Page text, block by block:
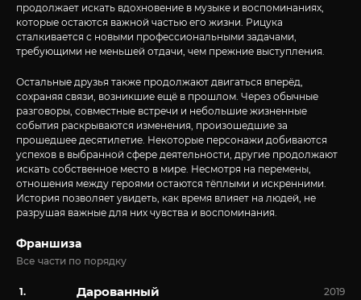
продолжает искать вдохновение в музыке и воспоминаниях,
которые остаются важной частью его жизни. Рицука
сталкивается с новыми профессиональными задачами,
требующими не меньшей отдачи, чем прежние выступления.
Остальные друзья также продолжают двигаться вперёд,
сохраняя связи, возникшие ещё в прошлом. Через обычные
разговоры, совместные встречи и небольшие жизненные
события раскрываются изменения, произошедшие за
прошедшее десятилетие. Некоторые персонажи добиваются
успехов в выбранной сфере деятельности, другие продолжают
искать собственное место в мире. Несмотря на перемены,
отношения между героями остаются тёплыми и искренними.
История позволяет увидеть, как время влияет на людей, не
разрушая важные для них чувства и воспоминания.
Франшиза
Все части по порядку
Дарованный 2019